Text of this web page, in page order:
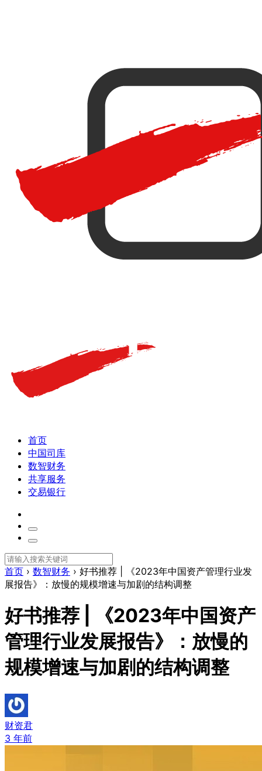
首页
中国司库
数智财务
共享服务
交易银行
首页 › 数智财务 › 好书推荐 | 《2023年中国资产管理行业发
展报告》：放慢的规模增速与加剧的结构调整
好书推荐 | 《2023年中国资产
管理行业发展报告》：放慢的
规模增速与加剧的结构调整
财资君
3 年前